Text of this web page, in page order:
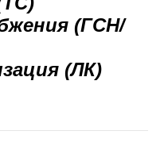
(ГСН/
(ЛК)